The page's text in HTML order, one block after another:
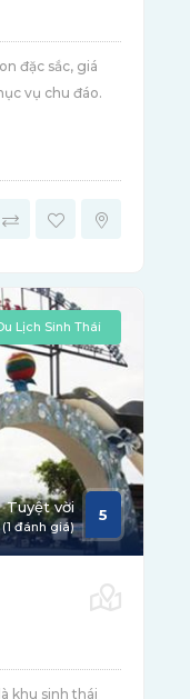
đặc sắc, giá
vụ chu đáo.
Lịch Sinh Thái
Tuyệt vời
(1 đánh giá)
5
khu sinh thái